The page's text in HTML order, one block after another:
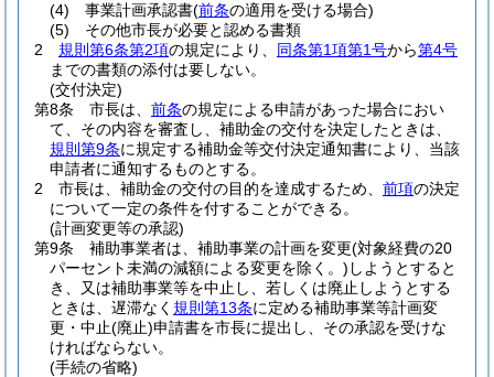
(4)
事業計画承認書(前条の適用を受ける場合)
(5)
その他市長が必要と認める書類
2
規則第6条第2項の規定により、 同条第1項第1号から第4号
までの書類の添付は要しない。
(交付決定)
第8条
市長は、 前条の規定による申請があった場合におい
て、その内容を審査し、補助金の交付を決定したときは、
規則第9条に規定する補助金等交付決定通知書により、当該
申請者に通知するものとする。
2
市長は、補助金の交付の目的を達成するため、 前項の決定
について一定の条件を付することができる。
(計画変更等の承認)
第9条
補助事業者は、補助事業の計画を変更(対象経費の20
パーセント未満の減額による変更を除く。) しようとすると
き、又は補助事業等を中止し、若しくは廃止しようとする
ときは、遅滞なく 規則第13条に定める補助事業等計画変
更・中止(廃止)申請書を市長に提出し、その承認を受けな
ければならない。
(手続の省略)